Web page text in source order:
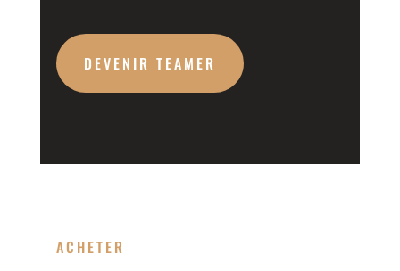
DEVENIR TEAMER
ACHETER